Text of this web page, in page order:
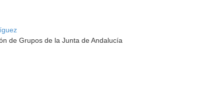
de Grupos de la Junta de Andalucía